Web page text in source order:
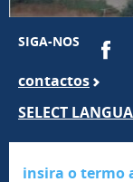
SIGA-NOS
contactos
SELECT